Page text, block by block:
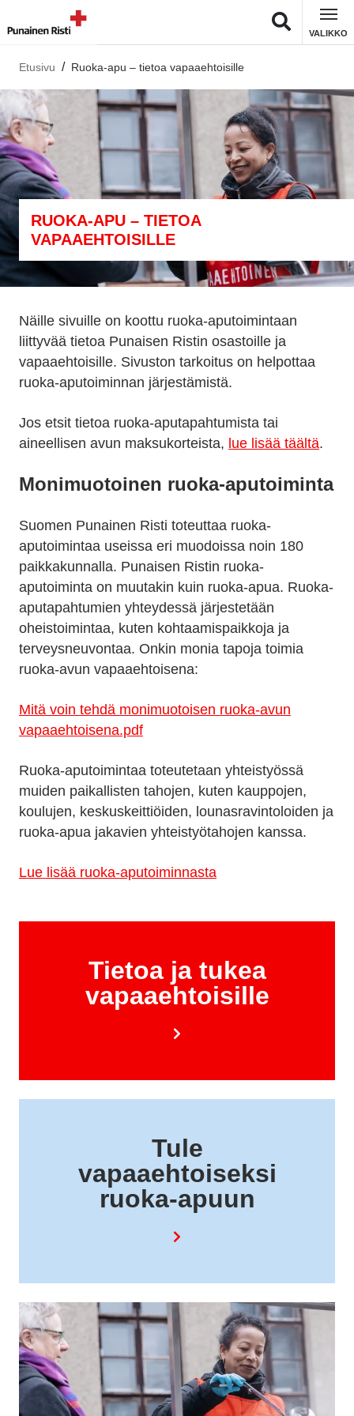
VALIKKO
Etusivu Ruoka-apu – tietoa vapaaehtoisille
RUOKA-APU – TIETOA
VAPAAEHTOISILLE
Näille sivuille on koottu ruoka-aputoimintaan
liittyvää tietoa Punaisen Ristin osastoille ja
vapaaehtoisille. Sivuston tarkoitus on helpottaa
ruoka-aputoiminnan järjestämistä.
Jos etsit tietoa ruoka-aputapahtumista tai
aineellisen avun maksukorteista, lue lisää täältä.
Monimuotoinen ruoka-aputoiminta
Suomen Punainen Risti toteuttaa ruoka-
aputoimintaa useissa eri muodoissa noin 180
paikkakunnalla. Punaisen Ristin ruoka-
aputoiminta on muutakin kuin ruoka-apua. Ruoka-
aputapahtumien yhteydessä järjestetään
oheistoimintaa, kuten kohtaamispaikkoja ja
terveysneuvontaa. Onkin monia tapoja toimia
ruoka-avun vapaaehtoisena:
Mitä voin tehdä monimuotoisen ruoka-avun
vapaaehtoisena.pdf
Ruoka-aputoimintaa toteutetaan yhteistyössä
muiden paikallisten tahojen, kuten kauppojen,
koulujen, keskuskeittiöiden, lounasravintoloiden ja
ruoka-apua jakavien yhteistyötahojen kanssa.
Lue lisää ruoka-aputoiminnasta
Tietoa ja tukea
vapaaehtoisille
Tule
vapaaehtoiseksi
ruoka-apuun